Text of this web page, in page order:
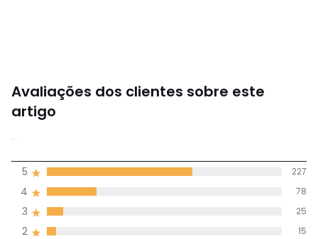
Avaliações dos clientes sobre este
artigo
4,3
2 15
3 25
4 78
5 227